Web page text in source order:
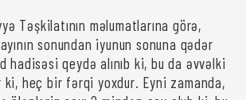
Təşkilatının məlumatlarına görə,
sonundan iyunun sonuna qədər
hadisəsi qeydə alınıb ki, bu da əvvəlki
ki, heç bir fərqi yoxdur. Eyni zamanda,